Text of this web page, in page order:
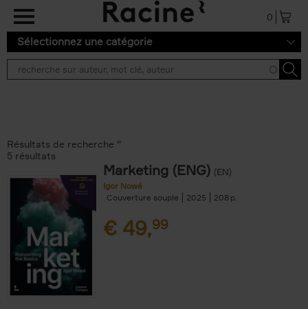
Aller au contenu principal
0
Sélectionnez une catégorie
Résultats de recherche ''
5 résultats
Marketing (ENG) (EN)
Igor Nowé
Couverture souple
2025 208
€ 49,99